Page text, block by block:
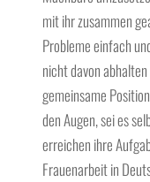
mit ihr zusammen
Probleme einfach
nicht davon
gemeinsame
den Augen, sei es
erreichen ihre
Frauenarbeit in